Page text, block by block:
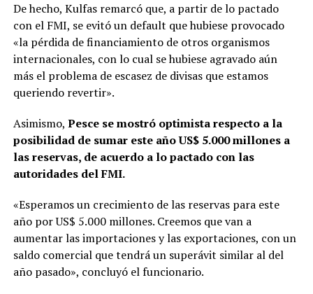
De hecho, Kulfas remarcó que, a partir de lo pactado
con el FMI, se evitó un default que hubiese provocado
«la pérdida de financiamiento de otros organismos
internacionales, con lo cual se hubiese agravado aún
más el problema de escasez de divisas que estamos
queriendo revertir».
Asimismo, Pesce se mostró optimista respecto a la
posibilidad de sumar este año US$ 5.000 millones a
las reservas, de acuerdo a lo pactado con las
autoridades del FMI.
«Esperamos un crecimiento de las reservas para este
año por US$ 5.000 millones. Creemos que van a
aumentar las importaciones y las exportaciones, con un
saldo comercial que tendrá un superávit similar al del
año pasado», concluyó el funcionario.